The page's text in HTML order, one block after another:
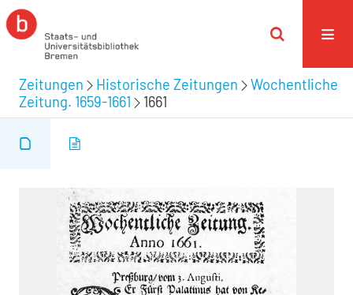
Zeitungen Historische Zeitungen
Wochentliche
Zeitung. 1659-1661
1661